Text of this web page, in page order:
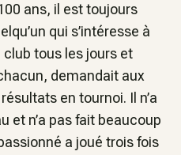
ans, il est toujours
qui s’intéresse à
tous les jours et
demandait aux
en tournoi. Il n’a
et n’a pas fait beaucoup
a joué trois fois